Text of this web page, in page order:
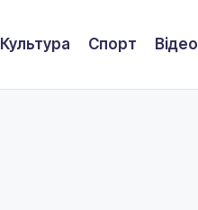
Культура Спорт Відео